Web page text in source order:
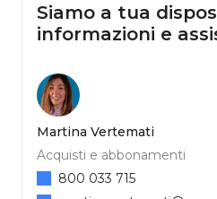
Siamo a tua
informazioni e
Martina Vertemati
Acquisti e abbonamenti
800 033 715